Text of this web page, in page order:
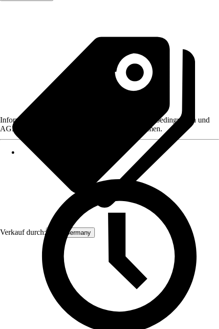
Verkauf durch: ECD Germany
Informationen des Verkäufers, wie z. B. Rückgabebedingungen und
AGB, finden Sie bei Klick auf den Verkäufernamen.